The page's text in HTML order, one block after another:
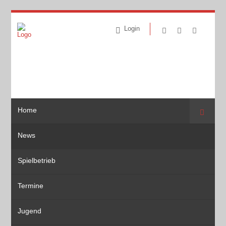
Login
Home
News
Spielbetrieb
Termine
Jugend
Suche